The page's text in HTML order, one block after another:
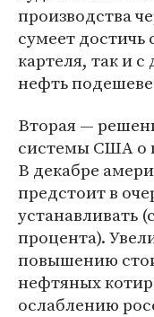
производства
сумеет достичь
картеля, так и
нефть
Вторая —
системы США о
В декабре
предстоит в
устанавливать
процента).
повышению
нефтяных
ослаблению